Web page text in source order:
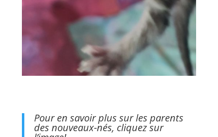
Pour en savoir plus sur les parents
des nouveaux-nés, cliquez sur